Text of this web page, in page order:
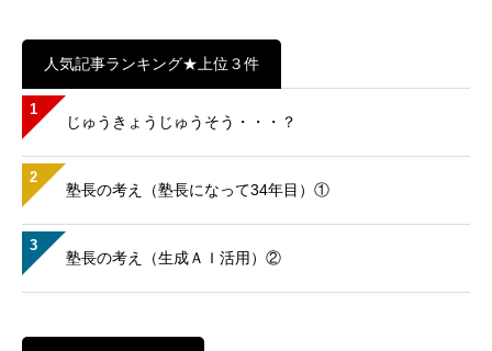
人気記事ランキング★上位３件
1
じゅうきょうじゅうそう・・・？
2
塾長の考え（塾長になって34年目）①
3
塾長の考え（生成ＡＩ活用）②